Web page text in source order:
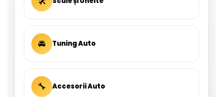
🚘 Tuning Auto
🔧 Accesorii Auto